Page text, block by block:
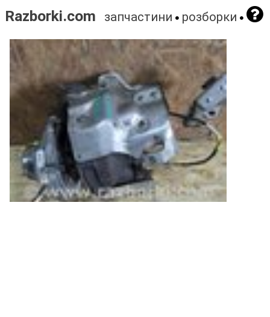
Razborki.com запчастини розборки